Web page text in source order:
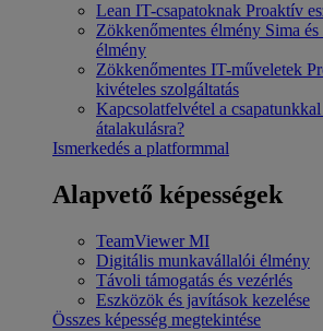
Lean IT-csapatoknak Proaktív
Zökkenőmentes élmény Sima
élmény
Zökkenőmentes IT-műveletek
kivételes szolgáltatás
Kapcsolatfelvétel a csapatunkkal
átalakulásra?
Ismerkedés a platformmal
Alapvető képességek
TeamViewer MI
Digitális munkavállalói élmény
Távoli támogatás és vezérlés
Eszközök és javítások kezelése
Összes képesség megtekintése